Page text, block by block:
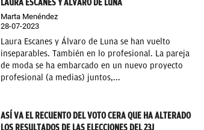
LAURA ESCANES Y ÁLVARO DE LUNA
Marta Menéndez
28-07-2023
Laura Escanes y Álvaro de Luna se han vuelto
inseparables. También en lo profesional. La pareja
de moda se ha embarcado en un nuevo proyecto
profesional (a medias) juntos,...
ASÍ VA EL RECUENTO DEL VOTO CERA QUE HA ALTERADO
LOS RESULTADOS DE LAS ELECCIONES DEL 23J